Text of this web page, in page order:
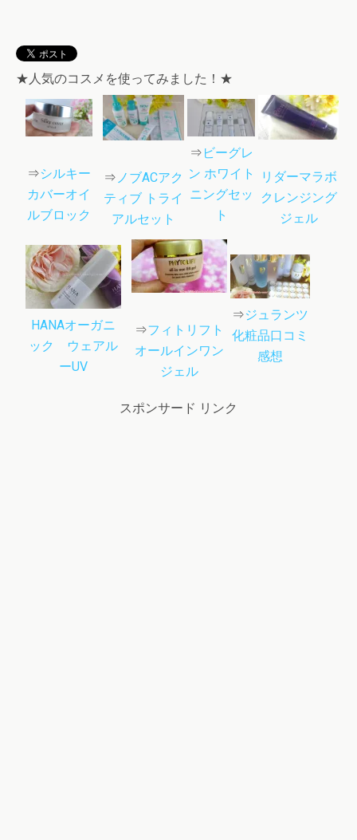
★人気のコスメを使ってみました！★
⇒シルキー
カバーオイ
ルブロック
⇒ ノブACアク
ティブ トライ
アルセット
⇒ ビーグレ
ン ホワイト
ニングセッ
ト
リダーマラボ
クレンジング
ジェル
HANAオーガニ
ック ウェアル
ーUV
⇒フィトリフト
オールインワン
ジェル
⇒ジュランツ
化粧品口コミ
感想
スポンサード リンク